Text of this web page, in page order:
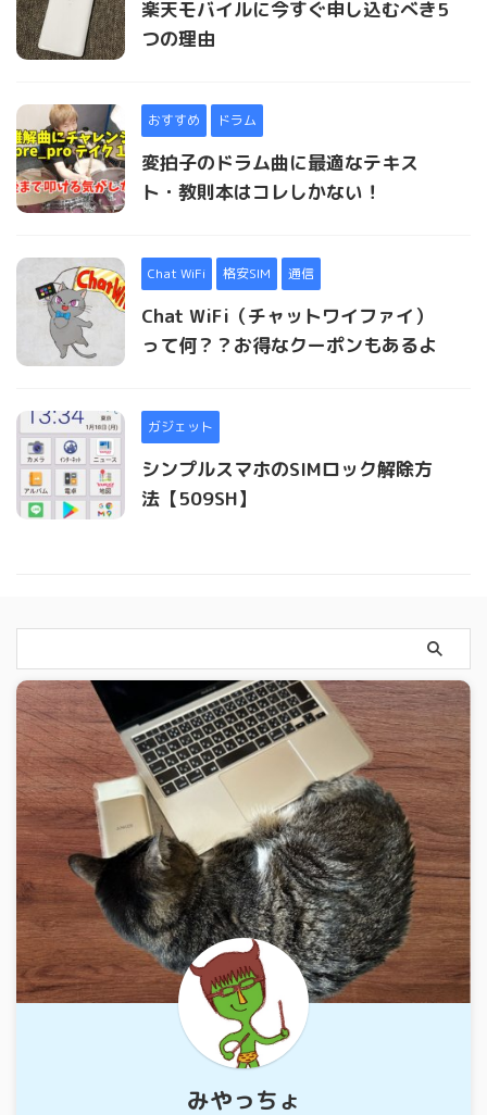
楽天モバイルに今すぐ申し込むべき5
つの理由
おすすめ ドラム
変拍子のドラム曲に最適なテキス
ト・教則本はコレしかない！
Chat WiFi 格安SIM 通信
Chat WiFi（チャットワイファイ）
って何？？お得なクーポンもあるよ
ガジェット
シンプルスマホのSIMロック解除方
法【509SH】
みやっちょ